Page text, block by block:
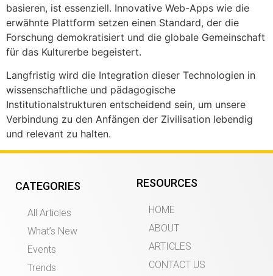
basieren, ist essenziell. Innovative Web-Apps wie die
erwähnte Plattform setzen einen Standard, der die
Forschung demokratisiert und die globale Gemeinschaft
für das Kulturerbe begeistert.
Langfristig wird die Integration dieser Technologien in
wissenschaftliche und pädagogische
Institutionalstrukturen entscheidend sein, um unsere
Verbindung zu den Anfängen der Zivilisation lebendig
und relevant zu halten.
CATEGORIES
All Articles
What’s New
Events
Trends
RESOURCES
HOME
ABOUT
ARTICLES
CONTACT US